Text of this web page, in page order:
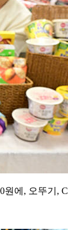
에, 오뚜기,